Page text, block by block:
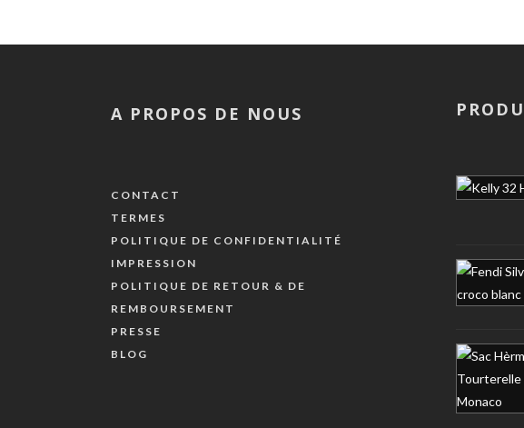
A PROPOS DE NOUS
CONTACT
TERMES
POLITIQUE DE CONFIDENTIALITÉ
IMPRESSION
POLITIQUE DE RETOUR & DE
REMBOURSEMENT
PRESSE
BLOG